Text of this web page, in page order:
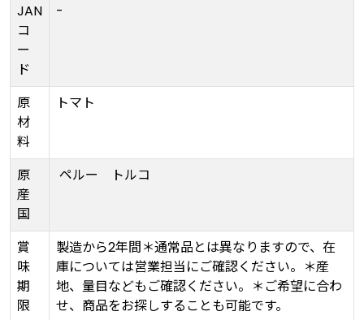
JAN
コ
ー
ド
-
原
材
料
トマト
原
産
国
ペルー トルコ
賞
味
期
限
製造から2年間＊通常品とは異なりますので、在
庫については営業担当にご確認ください。＊産
地、量目などもご確認ください。＊ご希望に合わ
せ、商品をお探しすることも可能です。